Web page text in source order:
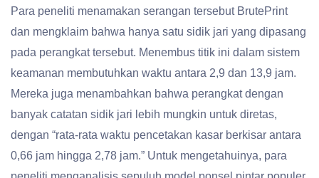
Para peneliti menamakan serangan tersebut BrutePrint
dan mengklaim bahwa hanya satu sidik jari yang dipasang
pada perangkat tersebut. Menembus titik ini dalam sistem
keamanan membutuhkan waktu antara 2,9 dan 13,9 jam.
Mereka juga menambahkan bahwa perangkat dengan
banyak catatan sidik jari lebih mungkin untuk diretas,
dengan “rata-rata waktu pencetakan kasar berkisar antara
0,66 jam hingga 2,78 jam.” Untuk mengetahuinya, para